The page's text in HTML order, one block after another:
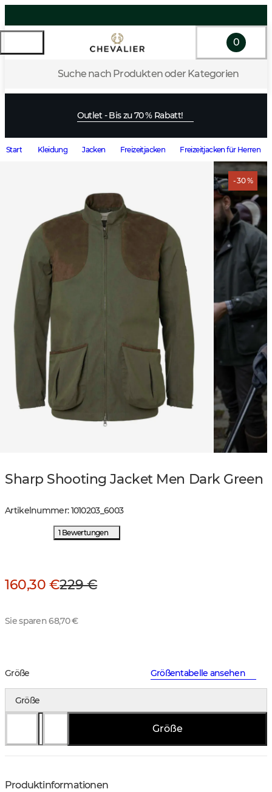
Suche nach Produkten oder Kategorien
0
Outlet - Bis zu 70 % Rabatt!
Start Kleidung Jacken Freizeitjacken Freizeitjacken für Herren
- 30 %
Sharp Shooting Jacket Men Dark Green
Artikelnummer:1010203_ 6003
1 Bewertungen
160,30 €229 €
Sie sparen 68,70 €
Größe Größentabelle ansehen
Größe
Größe
Produktinformationen